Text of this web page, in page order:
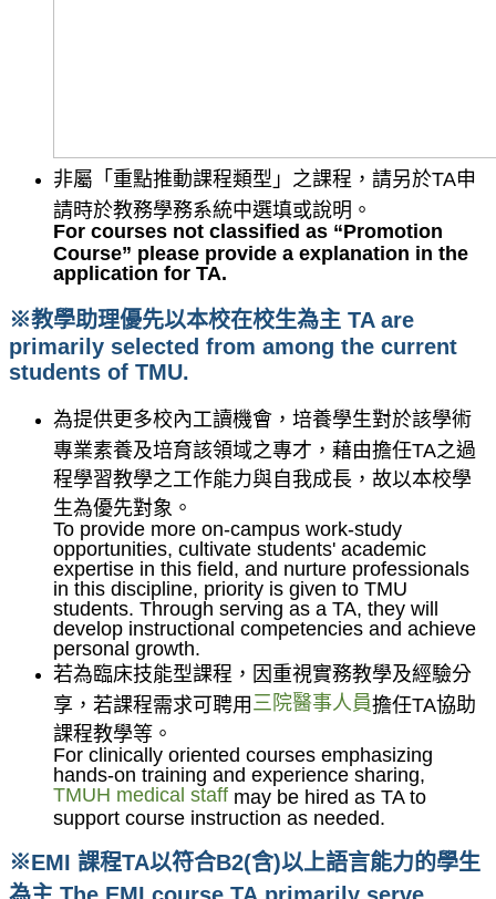
非屬「重點推動課程類型」之課程，請另於TA申
請時於教務學務系統中選填或說明。
For courses not classified as “Promotion
Course” please provide a explanation in the
application for TA.
※教學助理優先以本校在校生為主 TA are
primarily selected from among the current
students of TMU.
為提供更多校內工讀機會，培養學生對於該學術
專業素養及培育該領域之專才，藉由擔任TA之過
程學習教學之工作能力與自我成長，故以本校學
生為優先對象。
To provide more on-campus work-study
opportunities, cultivate students' academic
expertise in this field, and nurture professionals
in this discipline, priority is given to TMU
students. Through serving as a TA, they will
develop instructional competencies and achieve
personal growth.
若為臨床技能型課程，因重視實務教學及經驗分
享，若課程需求可聘用 三院醫事人員擔任TA協助
課程教學等。
For clinically oriented courses emphasizing
hands-on training and experience sharing,
TMUH medical staff may be hired as TA to
support course instruction as needed.
※EMI 課程TA以符合B2(含)以上語言能力的學生